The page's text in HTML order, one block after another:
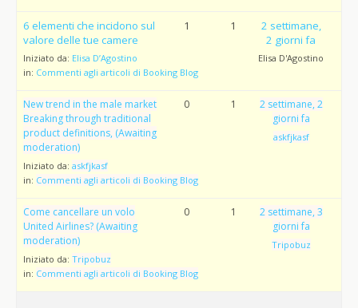
6 elementi che incidono sul
valore delle tue camere
Iniziato da: Elisa D’Agostino
in: Commenti agli articoli di Booking Blog
1 1
2 settimane,
2 giorni fa
Elisa D'Agostino
New trend in the male market
Breaking through traditional
product definitions, (Awaiting
moderation)
Iniziato da: askfjkasf
in: Commenti agli articoli di Booking Blog
0 1
2 settimane, 2
giorni fa
askfjkasf
Come cancellare un volo
United Airlines? (Awaiting
moderation)
Iniziato da: Tripobuz
in: Commenti agli articoli di Booking Blog
0 1
2 settimane, 3
giorni fa
Tripobuz